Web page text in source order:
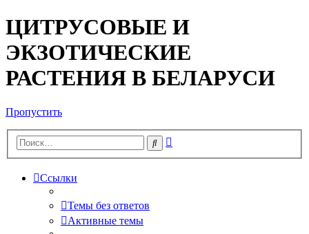
ЦИТРУСОВЫЕ И
ЭКЗОТИЧЕСКИЕ
РАСТЕНИЯ В БЕЛАРУСИ
Пропустить
Поиск
Ссылки
Темы без ответов
Активные темы